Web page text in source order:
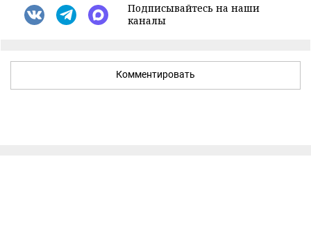
Подписывайтесь на наши
каналы
Комментировать